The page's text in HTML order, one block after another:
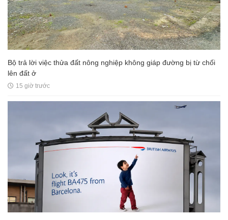
Bộ trả lời việc thửa đất nông nghiệp không giáp đường bị từ chối
lên đất ở
15 giờ trước